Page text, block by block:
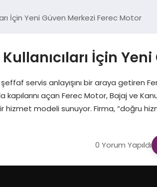
İçin Yeni Güven Merkezi Ferec Motor
İçin
servis anlayışını bir araya getiren
kapılarını açan Ferec Motor, Bajaj ve
hizmet modeli sunuyor. Firma, “doğru
0 Yorum Yapıldı